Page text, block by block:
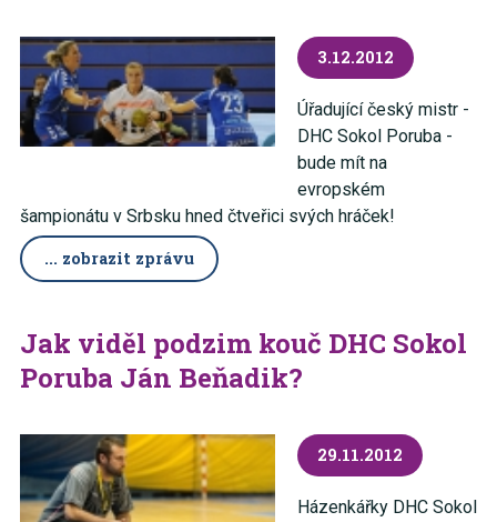
3.12.2012
Úřadující český mistr -
DHC Sokol Poruba -
bude mít na
evropském
šampionátu v Srbsku hned čtveřici svých hráček!
... zobrazit zprávu
Jak viděl podzim kouč DHC Sokol
Poruba Ján Beňadik?
29.11.2012
Házenkářky DHC Sokol